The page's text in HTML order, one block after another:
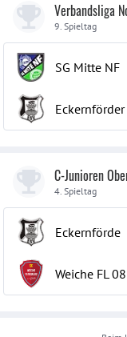
Verbandsliga
9. Spieltag
SG Mitte NF
Eckernförder
C-Junioren
4. Spieltag
Eckernförde
Weiche FL 08